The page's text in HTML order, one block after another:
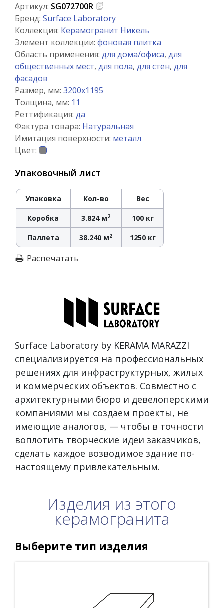
Артикул: SG072700R
Бренд: Surface Laboratory
Коллекция: Керамогранит Никель
Элемент коллекции: фоновая плитка
Область применения: для дома/офиса, для
общественных мест, для пола, для стен, для
фасадов
Размер, мм: 3200x1195
Толщина, мм: 11
Реттификация: да
Фактура товара: Натуральная
Имитация поверхности: металл
Цвет:
Упаковочный лист
Упаковка Кол-во Вес
Коробка 3.824 м2 100 кг
Паллета 38.240 м2 1250 кг
Распечатать
Surface Laboratory by KERAMA MARAZZI
специализируется на профессиональных
решениях для инфраструктурных, жилых
и коммерческих объектов. Совместно с
архитектурными бюро и девелоперскими
компаниями мы создаем проекты, не
имеющие аналогов, — чтобы в точности
воплотить творческие идеи заказчиков,
сделать каждое возводимое здание по-
настоящему привлекательным.
Изделия из этого
керамогранита
Выберите тип изделия